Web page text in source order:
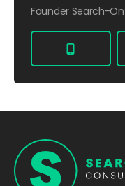
Founder Search-On